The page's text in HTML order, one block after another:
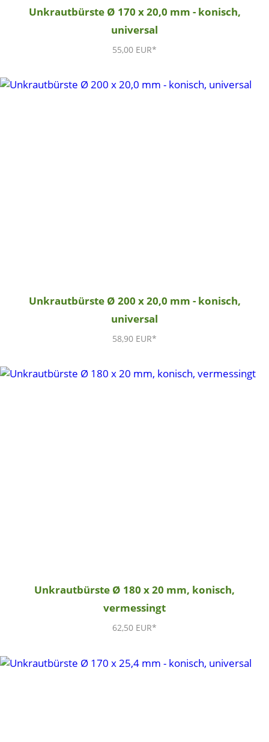
Unkrautbürste Ø 170 x 20,0 mm - konisch,
universal
55,00 EUR*
Unkrautbürste Ø 200 x 20,0 mm - konisch,
universal
58,90 EUR*
Unkrautbürste Ø 180 x 20 mm, konisch,
vermessingt
62,50 EUR*